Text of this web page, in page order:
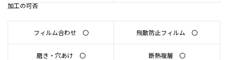
加工の可否
フィルム合わせ 〇 飛散防止フィルム 〇
磨き・穴あけ 〇 断熱複層 〇